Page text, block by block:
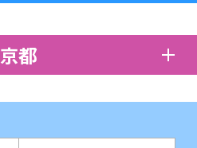
京都